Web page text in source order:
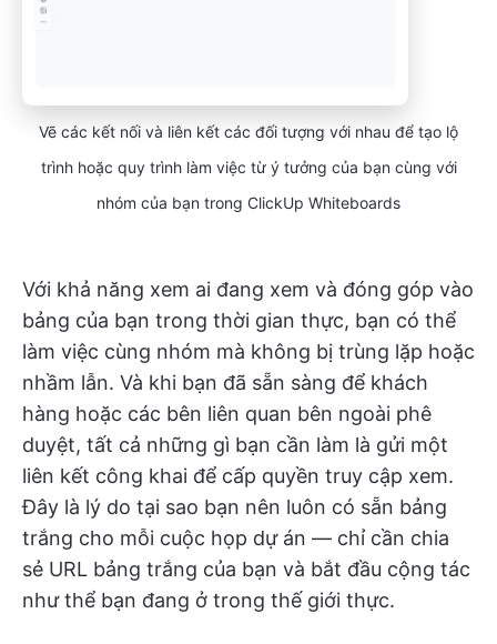
Vẽ các kết nối và liên kết các đối tượng với nhau để tạo lộ
trình hoặc quy trình làm việc từ ý tưởng của bạn cùng với
nhóm của bạn trong ClickUp Whiteboards
Với khả năng xem ai đang xem và đóng góp vào
bảng của bạn trong thời gian thực, bạn có thể
làm việc cùng nhóm mà không bị trùng lặp hoặc
nhầm lẫn. Và khi bạn đã sẵn sàng để khách
hàng hoặc các bên liên quan bên ngoài phê
duyệt, tất cả những gì bạn cần làm là gửi một
liên kết công khai để cấp quyền truy cập xem.
Đây là lý do tại sao bạn nên luôn có sẵn bảng
trắng cho mỗi cuộc họp dự án — chỉ cần chia
sẻ URL bảng trắng của bạn và bắt đầu cộng tác
như thể bạn đang ở trong thế giới thực.